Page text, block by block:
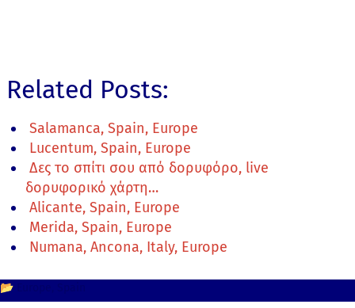
Related Posts:
Salamanca, Spain, Europe
Lucentum, Spain, Europe
Δες το σπίτι σου από δορυφόρο, live
δορυφορικό χάρτη…
Alicante, Spain, Europe
Merida, Spain, Europe
Numana, Ancona, Italy, Europe
📂